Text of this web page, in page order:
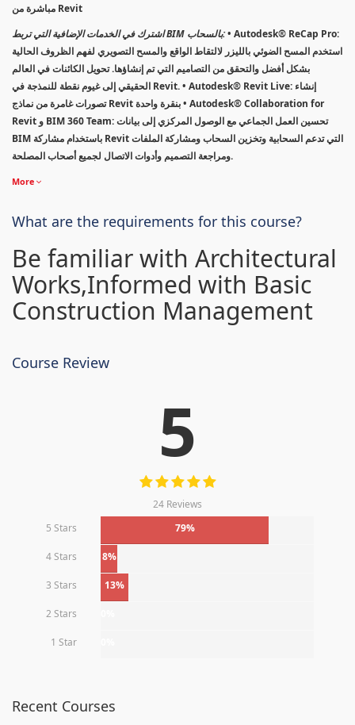
مباشرة من Revit
اشترك في الخدمات الإضافية التي تربط BIM بالسحاب:• Autodesk® ReCap Pro:
استخدم المسح الضوئي بالليزر لالتقاط الواقع والمسح التصويري لفهم الظروف الحالية
بشكل أفضل والتحقق من التصاميم التي تم إنشاؤها. تحويل الكائنات في العالم
الحقيقي إلى غيوم نقطة للنمذجة في Revit. • Autodesk® Revit Live: إنشاء
تصورات غامرة من نماذج Revit بنقرة واحدة • Autodesk® Collaboration for
Revit و BIM 360 Team: تحسين العمل الجماعي مع الوصول المركزي إلى بيانات
BIM باستخدام مشاركة Revit التي تدعم السحابية وتخزين السحاب ومشاركة الملفات
ومراجعة التصميم وأدوات الاتصال لجميع أصحاب المصلحة.
More
What are the requirements for this course?
Be familiar with Architectural
Works,Informed with Basic
Construction Management
Course Review
5
24 Reviews
5 Stars
79%
4 Stars 8%
3 Stars 13%
2 Stars
1 Star
Recent Courses